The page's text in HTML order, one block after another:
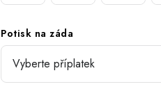
Potisk na záda